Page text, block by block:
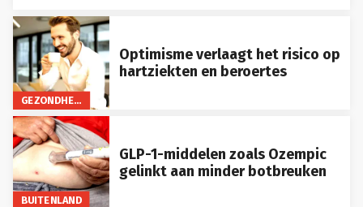
GEZONDHEID
Optimisme verlaagt het risico op
hartziekten en beroertes
BUITENLAND
GLP-1-middelen zoals Ozempic
gelinkt aan minder botbreuken